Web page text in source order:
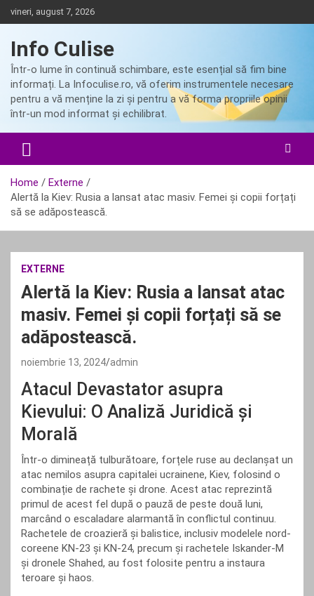
Skip
to
vineri, august 7, 2026
Info Culise
Într-o lume în continuă schimbare, este esențial să fim bine
informați. La Infoculise.ro, vă oferim instrumentele necesare
pentru a vă menține la zi și pentru a vă forma propriile opinii
într-un mod informat și echilibrat.
Home
Externe
Alertă la Kiev: Rusia a lansat atac masiv. Femei și copii forțați
să se adăpostească.
EXTERNE
Alertă la Kiev: Rusia a lansat atac
masiv. Femei și copii forțați să se
adăpostească.
noiembrie 13, 2024 admin
Atacul Devastator asupra
Kievului: O Analiză Juridică și
Morală
Într-o dimineață tulburătoare, forțele ruse au declanșat un
atac nemilos asupra capitalei ucrainene, Kiev, folosind o
combinație de rachete și drone. Acest atac reprezintă
primul de acest fel după o pauză de peste două luni,
marcând o escaladare alarmantă în conflictul continuu.
Rachetele de croazieră și balistice, inclusiv modelele nord-
coreene KN-23 și KN-24, precum și rachetele Iskander-M
și dronele Shahed, au fost folosite pentru a instaura
teroare și haos.